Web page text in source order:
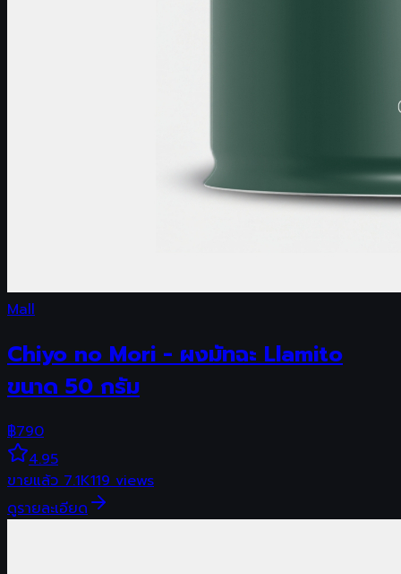
Mall
Chiyo no Mori - ผงมัทฉะ Llamito
ขนาด 50 กรัม
฿790
4.95
ขายแล้ว7.1K119views
ดูรายละเอียด